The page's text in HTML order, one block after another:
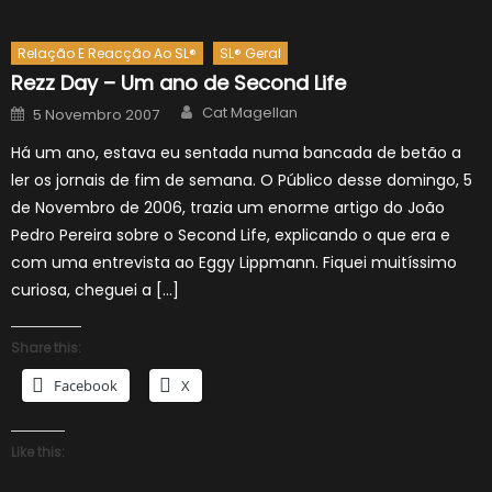
Relação E Reacção Ao SL® SL® Geral
Rezz Day – Um ano de Second Life
Posted
on
5 Novembro 2007 Author
Cat Magellan
Há um ano, estava eu sentada numa bancada de betão a
ler os jornais de fim de semana. O Público desse domingo, 5
de Novembro de 2006, trazia um enorme artigo do João
Pedro Pereira sobre o Second Life, explicando o que era e
com uma entrevista ao Eggy Lippmann. Fiquei muitíssimo
curiosa, cheguei a […]
Share this:
Facebook X
Like this: